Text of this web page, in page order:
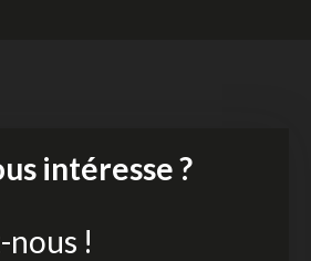
intéresse ?
!